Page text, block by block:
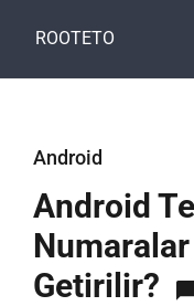
ROOTETO
Android
Android
Numaralar
Getirilir?